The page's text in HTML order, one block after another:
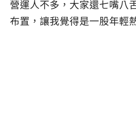
營運人不多，大家還七嘴八
布置，讓我覺得是一股年輕